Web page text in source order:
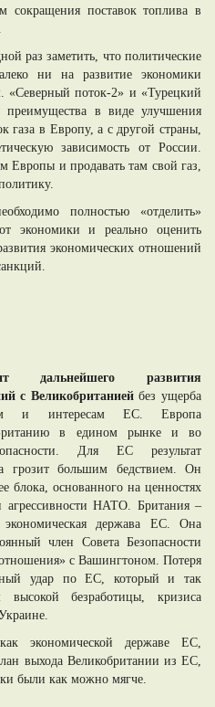
сокращения поставок топлива в
раз заметить, что политические
ни на развитие экономики
«Северный поток-2» и «Турецкий
в виде улучшения
газа в Европу, а с другой страны,
зависимость от России.
Европы и продавать там свой газ,
полностью «отделить»
экономики и реально оценить
экономических отношений
дальнейшего развития
с Великобританиейбез ущерба
и интересам ЕС. Европа
Британию в едином рынке и во
Для ЕС результат
грозит большим бедствием. Он
блока, основанного на ценностях
агрессивности НАТО. Британия –
экономическая держава ЕС. Она
член Совета Безопасности
с Вашингтоном. Потеря
удар по ЕС, который и так
высокой безработицы, кризиса
экономической державе ЕС,
выхода Великобритании из ЕС,
были как можно мягче.